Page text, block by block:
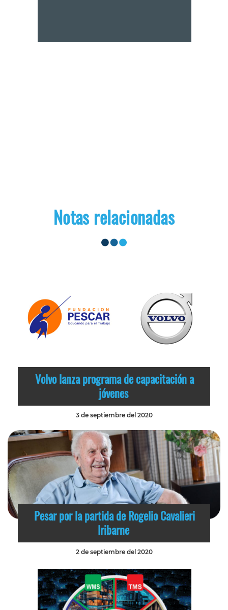
Notas relacionadas
Volvo lanza programa de capacitación a
jóvenes
3 de septiembre del 2020
Pesar por la partida de Rogelio Cavalieri
Iribarne
2 de septiembre del 2020